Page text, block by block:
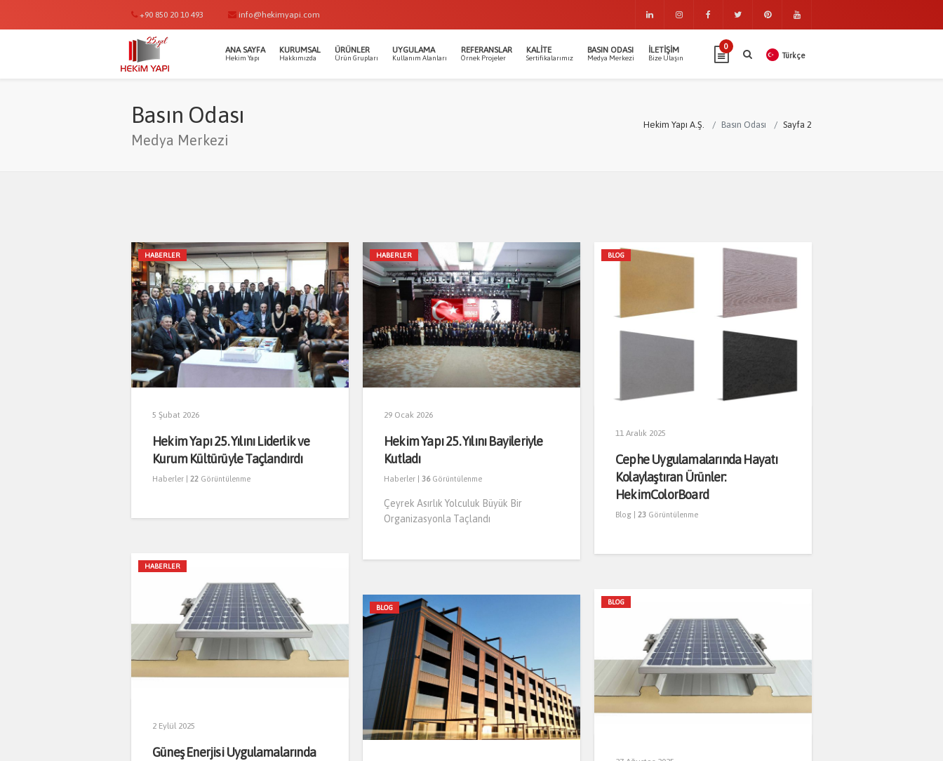
+90 850 20 10 493 info@hekimyapi.com
0
Türkçe
ANA SAYFA
Hekim Yapı
KURUMSAL
Hakkımızda
ÜRÜNLER
Ürün Grupları
UYGULAMA
Kullanım Alanları
REFERANSLAR
Örnek Projeler
KALITE
Sertifikalarımız
BASIN ODASI
Medya Merkezi
İLETIŞIM
Bize Ulaşın
Basın Odası
Medya Merkezi
Hekim Yapı A.Ş. Basın Odası Sayfa 2
HABERLER
5 Şubat 2026
Hekim Yapı 25. Yılını Liderlik ve
Kurum Kültürüyle Taçlandırdı
Haberler 22 Görüntülenme
HABERLER
29 Ocak 2026
Hekim Yapı 25. Yılını Bayileriyle
Kutladı
Haberler 36Görüntülenme
Çeyrek Asırlık Yolculuk Büyük Bir
Organizasyonla Taçlandı
BLOG
11 Aralık 2025
Cephe Uygulamalarında Hayatı
Kolaylaştıran Ürünler:
HekimColorBoard
Blog 23 Görüntülenme
HABERLER
2 Eylül 2025
Güneş Enerjisi Uygulamalarında
BLOG
BLOG